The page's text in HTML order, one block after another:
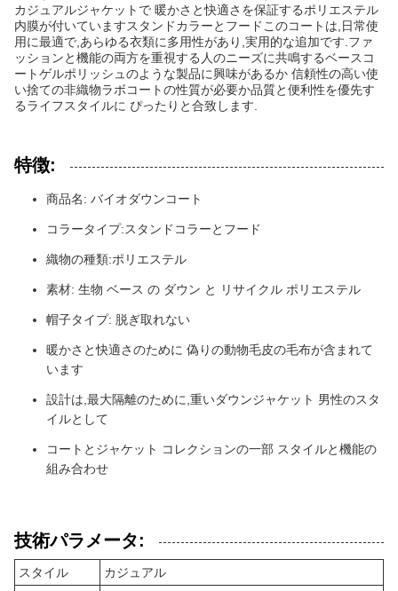
カジュアルジャケットで 暖かさと快適さを保証するポリエステル
内膜が付いていますスタンドカラーとフードこのコートは,日常使
用に最適で,あらゆる衣類に多用性があり,実用的な追加です.ファ
ッションと機能の両方を重視する人のニーズに共鳴するベースコ
ートゲルポリッシュのような製品に興味があるか 信頼性の高い使
い捨ての非織物ラボコートの性質が必要か品質と便利性を優先す
るライフスタイルに ぴったりと合致します.
特徴:
商品名: バイオダウンコート
コラータイプ:スタンドコラーとフード
織物の種類:ポリエステル
素材: 生物 ベース の ダウン と リサイクル ポリエステル
帽子タイプ: 脱ぎ取れない
暖かさと快適さのために 偽りの動物毛皮の毛布が含まれて
います
設計は,最大隔離のために,重いダウンジャケット 男性のスタ
イルとして
コートとジャケット コレクションの一部 スタイルと機能の
組み合わせ
技術パラメータ:
スタイル
カジュアル